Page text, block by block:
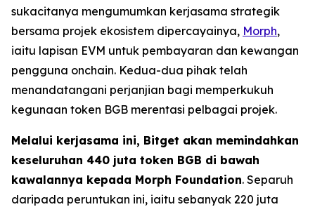
sukacitanya mengumumkan kerjasama strategik
bersama projek ekosistem dipercayainya, Morph,
iaitu lapisan EVM untuk pembayaran dan kewangan
pengguna onchain. Kedua-dua pihak telah
menandatangani perjanjian bagi memperkukuh
kegunaan token BGB merentasi pelbagai projek.
Melalui kerjasama ini, Bitget akan memindahkan
keseluruhan 440 juta token BGB di bawah
kawalannya kepada Morph Foundation. Separuh
daripada peruntukan ini, iaitu sebanyak 220 juta